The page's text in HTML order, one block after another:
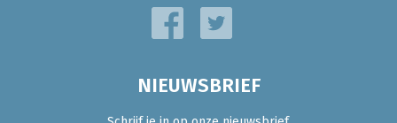
NIEUWSBRIEF